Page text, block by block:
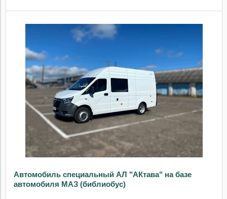
Автомобиль специальный АЛ "АКтава" на базе
автомобиля МАЗ (библиобус)